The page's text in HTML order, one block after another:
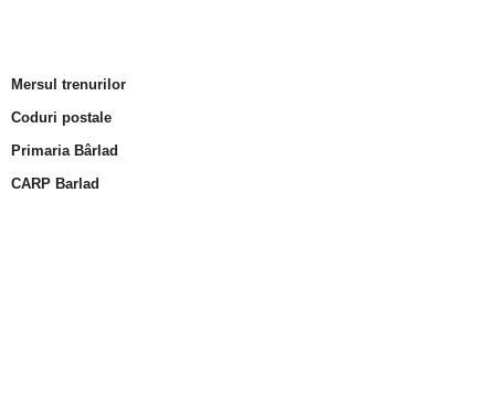
Mersul trenurilor
Coduri postale
Primaria Bârlad
CARP Barlad